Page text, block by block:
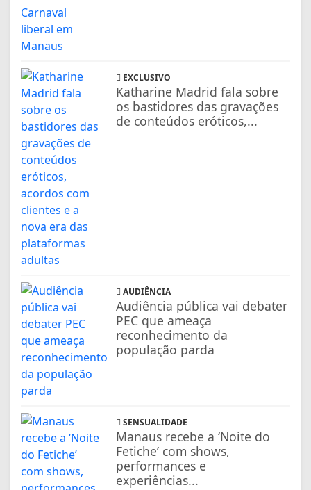
EXCLUSIVO
Katharine Madrid fala sobre
os bastidores das gravações
de conteúdos eróticos,...
AUDIÊNCIA
Audiência pública vai debater
PEC que ameaça
reconhecimento da
população parda
SENSUALIDADE
Manaus recebe a ‘Noite do
Fetiche’ com shows,
performances e
experiências...